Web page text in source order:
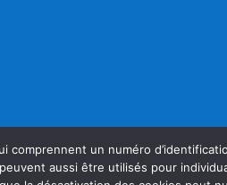
un numéro
aussi être utilisés pour